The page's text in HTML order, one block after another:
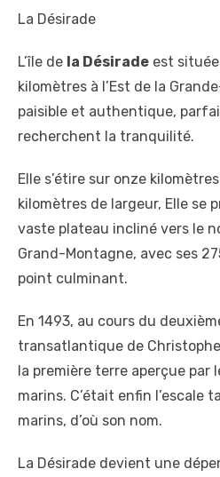
La Désirade
L’île de la Désirade est
kilomètres à l’Est de la
paisible et authentique,
recherchent la tranquilité.
Elle s’étire sur onze
kilomètres de largeur, Elle se
vaste plateau incliné vers le
Grand-Montagne, avec ses
point culminant.
En 1493, au cours du
transatlantique de
la première terre aperçue par
marins. C’était enfin l’escale
marins, d’où son nom.
La Désirade devient une